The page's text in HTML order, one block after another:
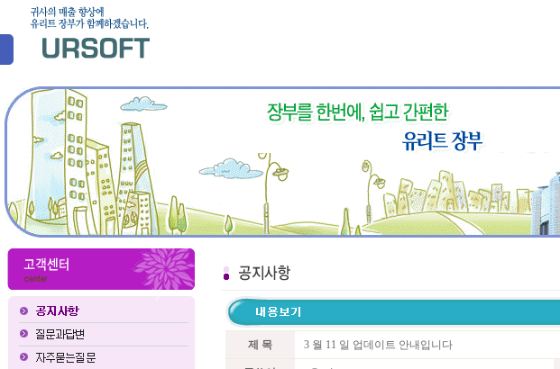
제 목 3 월 11 일 업데이트 안내입니다